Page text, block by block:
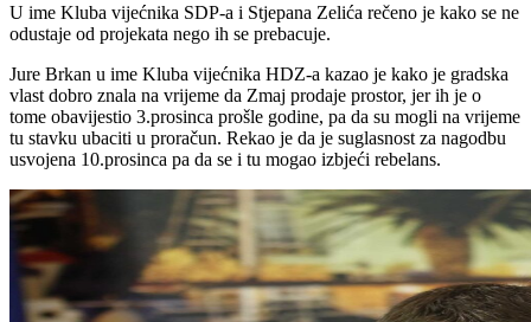
U ime Kluba vijećnika SDP-a i Stjepana Zelića rečeno je kako se ne
odustaje od projekata nego ih se prebacuje.
Jure Brkan u ime Kluba vijećnika HDZ-a kazao je kako je gradska
vlast dobro znala na vrijeme da Zmaj prodaje prostor, jer ih je o
tome obavijestio 3.prosinca prošle godine, pa da su mogli na vrijeme
tu stavku ubaciti u proračun. Rekao je da je suglasnost za nagodbu
usvojena 10.prosinca pa da se i tu mogao izbjeći rebelans.